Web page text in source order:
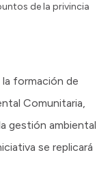
de la privincia
formación de
Comunitaria,
gestión ambiental
se replicará